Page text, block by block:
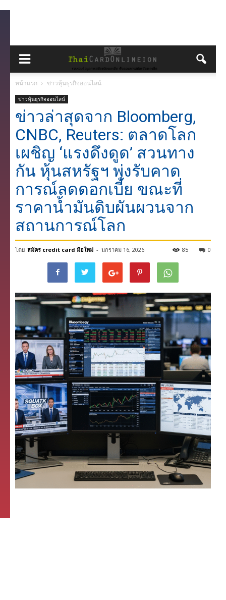
หน้าแรก ข่าวหุ้นธุรกิจออนไลน์
ข่าวหุ้นธุรกิจออนไลน์
ข่าวล่าสุดจาก Bloomberg,
CNBC, Reuters: ตลาดโลก
เผชิญ ‘แรงดึงดูด’ สวนทาง
กัน หุ้นสหรัฐฯ พุ่งรับคาด
การณ์ลดดอกเบี้ย ขณะที่
ราคาน้ำมันดิบผันผวนจาก
สถานการณ์โลก
โดย สมัคร credit card มือใหม่ - มกราคม 16, 2026 0
85